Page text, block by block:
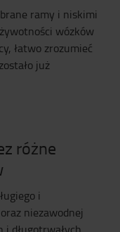
ramy i niskimi
wózków
łatwo zrozumieć
już
różne
i
niezawodnej
i długotrwałych